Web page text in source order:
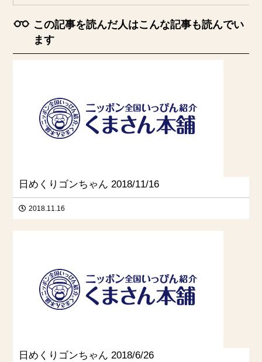
この記事を読んだ人はこんな記事も読んでい
ます
日めくりゴンちゃん 2018/11/16
2018.11.16
日めくりゴンちゃん 2018/6/26